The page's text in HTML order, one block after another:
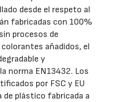
desde el respeto al
fabricadas con 100%
procesos de
añadidos, el
y
norma EN13432. Los
por FSC y EU
de plástico fabricada a